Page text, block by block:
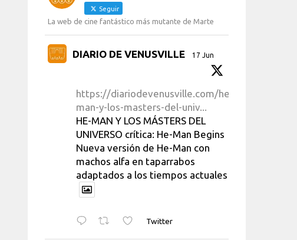
Seguir
La web de cine fantástico más mutante de Marte
DIARIO DE VENUSVILLE 17 Jun
https://diariodevenusville.com/he-
man-y-los-masters-del-univ...
HE-MAN Y LOS MÁSTERS DEL
UNIVERSO crítica: He-Man Begins
Nueva versión de He-Man con
machos alfa en taparrabos
adaptados a los tiempos actuales
Twitter